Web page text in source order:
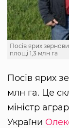
Посів ярих
площі 1,3 млн га
Посів ярих
млн га. Це
міністр
України